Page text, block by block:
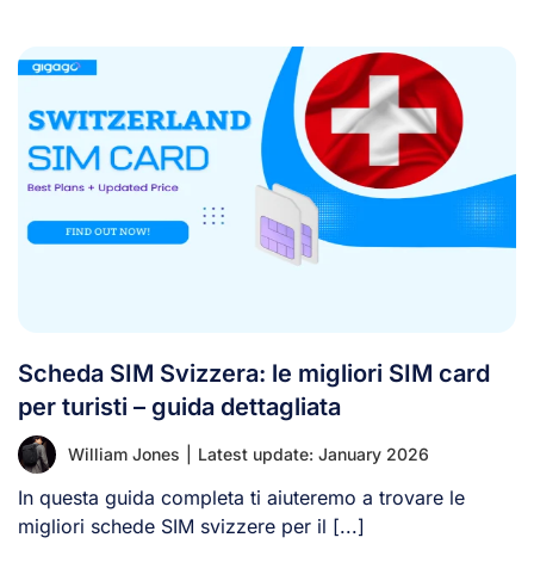
Scheda SIM Svizzera: le migliori SIM card
per turisti – guida dettagliata
William Jones Latest update: January 2026
In questa guida completa ti aiuteremo a trovare le
migliori schede SIM svizzere per il [...]